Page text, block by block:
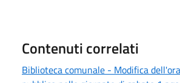
Contenuti correlati
Biblioteca comunale - Modifica